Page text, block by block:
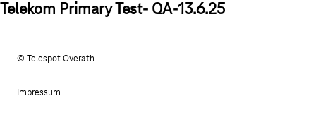
Telekom Primary Test- QA-13.6.25
© Telespot Overath
Impressum